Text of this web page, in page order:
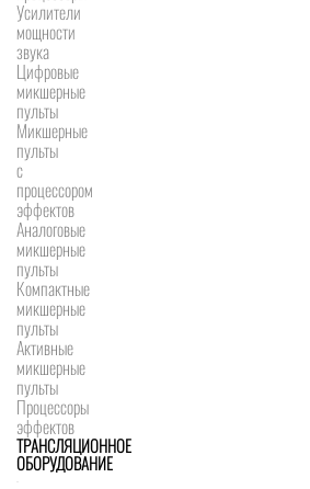
Усилители
мощности
звука
Цифровые
микшерные
пульты
Микшерные
пульты
с
процессором
эффектов
Аналоговые
микшерные
пульты
Компактные
микшерные
пульты
Активные
микшерные
пульты
Процессоры
эффектов
ТРАНСЛЯЦИОННОЕ
ОБОРУДОВАНИЕ